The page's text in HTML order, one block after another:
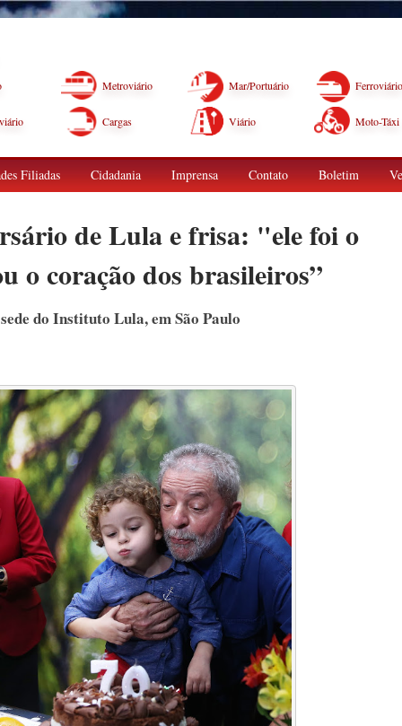
Metroviário Mar/Portuário Ferroviário
Cargas Viário Moto-Táxi
Filiadas Cidadania Imprensa Contato Boletim
de Lula e frisa: "ele foi o
o coração dos brasileiros”
do Instituto Lula, em São Paulo